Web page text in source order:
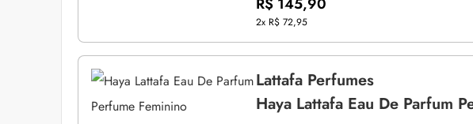
2x R$ 72,95
Lattafa Perfumes
Haya Lattafa Eau De Parfum